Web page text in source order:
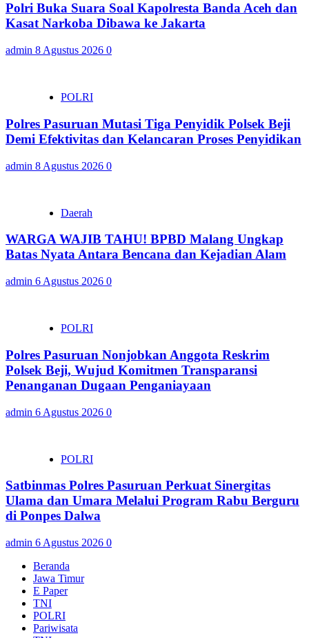
Polri Buka Suara Soal Kapolresta Banda Aceh dan
Kasat Narkoba Dibawa ke Jakarta
admin 8 Agustus 2026 0
POLRI
Polres Pasuruan Mutasi Tiga Penyidik Polsek Beji
Demi Efektivitas dan Kelancaran Proses Penyidikan
admin 8 Agustus 2026 0
Daerah
WARGA WAJIB TAHU! BPBD Malang Ungkap
Batas Nyata Antara Bencana dan Kejadian Alam
admin 6 Agustus 2026 0
POLRI
Polres Pasuruan Nonjobkan Anggota Reskrim
Polsek Beji, Wujud Komitmen Transparansi
Penanganan Dugaan Penganiayaan
admin 6 Agustus 2026 0
POLRI
Satbinmas Polres Pasuruan Perkuat Sinergitas
Ulama dan Umara Melalui Program Rabu Berguru
di Ponpes Dalwa
admin 6 Agustus 2026 0
Beranda
Jawa Timur
E Paper
TNI
POLRI
Pariwisata